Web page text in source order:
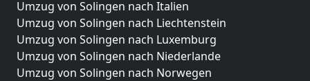
Umzug von Solingen nach Italien
Umzug von Solingen nach Liechtenstein
Umzug von Solingen nach Luxemburg
Umzug von Solingen nach Niederlande
Umzug von Solingen nach Norwegen